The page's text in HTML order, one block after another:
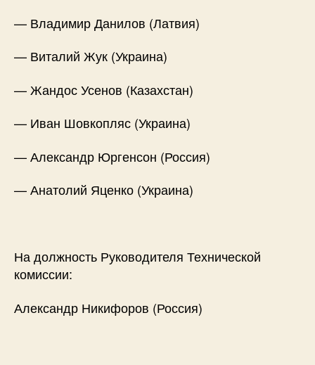
— Владимир Данилов (Латвия)
— Виталий Жук (Украина)
— Жандос Усенов (Казахстан)
— Иван Шовкопляс (Украина)
— Александр Юргенсон (Россия)
— Анатолий Яценко (Украина)
На должность Руководителя Технической
комиссии:
Александр Никифоров (Россия)